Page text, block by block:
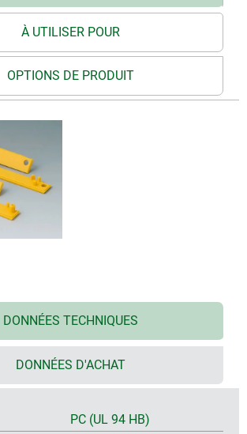
À UTILISER POUR
OPTIONS DE PRODUIT
DONNÉES TECHNIQUES
DONNÉES D'ACHAT
PC (UL 94 HB)